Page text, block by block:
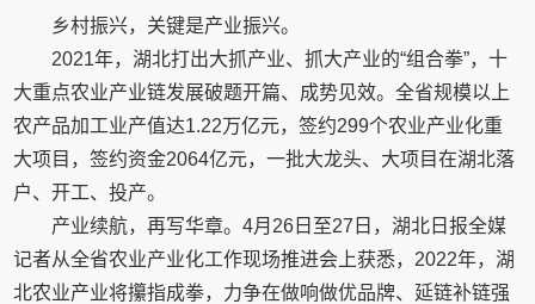
乡村振兴，关键是产业振兴。
2021年，湖北打出大抓产业、抓大产业的“组合拳”，十
大重点农业产业链发展破题开篇、成势见效。全省规模以上
农产品加工业产值达1.22万亿元，签约299个农业产业化重
大项目，签约资金2064亿元，一批大龙头、大项目在湖北落
户、开工、投产。
产业续航，再写华章。4月26日至27日，湖北日报全媒
记者从全省农业产业化工作现场推进会上获悉，2022年，湖
北农业产业将攥指成拳，力争在做响做优品牌、延链补链强